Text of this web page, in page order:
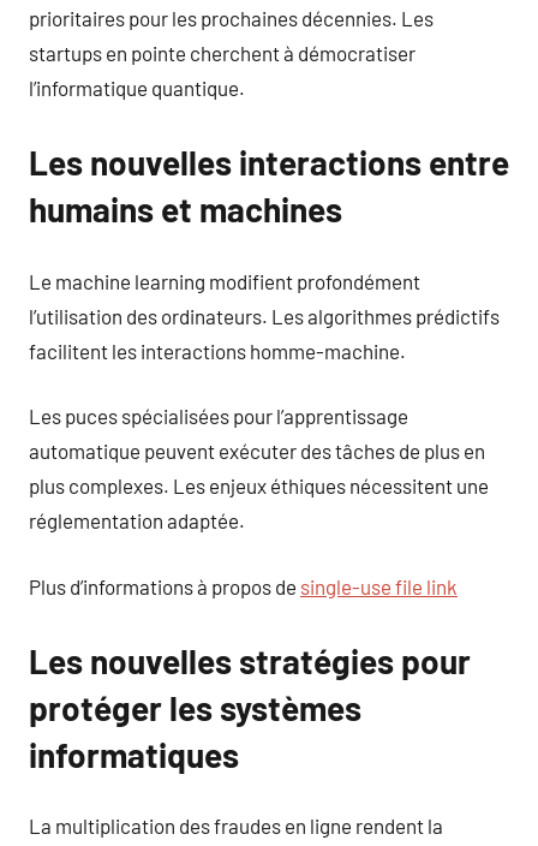
prioritaires pour les prochaines décennies. Les
startups en pointe cherchent à démocratiser
l’informatique quantique.
Les nouvelles interactions entre
humains et machines
Le machine learning modifient profondément
l’utilisation des ordinateurs. Les algorithmes prédictifs
facilitent les interactions homme-machine.
Les puces spécialisées pour l’apprentissage
automatique peuvent exécuter des tâches de plus en
plus complexes. Les enjeux éthiques nécessitent une
réglementation adaptée.
Plus d’informations à propos de single-use file link
Les nouvelles stratégies pour
protéger les systèmes
informatiques
La multiplication des fraudes en ligne rendent la